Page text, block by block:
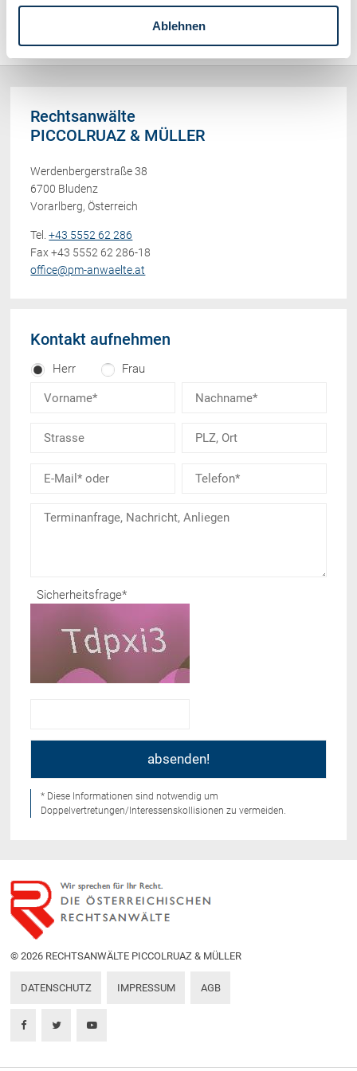
Ablehnen
Rechtsanwälte
PICCOLRUAZ & MÜLLER
Werdenbergerstraße 38
6700 Bludenz
Vorarlberg, Österreich
Tel.+43 5552 62 286
Fax +43 5552 62 286-18
office@pm-anwaelte.at
Kontakt aufnehmen
Herr Frau
Sicherheitsfrage*
* Diese Informationen sind notwendig um
Doppelvertretungen/Interessenskollisionen zu vermeiden.
© 2026 RECHTSANWÄLTE PICCOLRUAZ & MÜLLER
DATENSCHUTZ IMPRESSUM AGB